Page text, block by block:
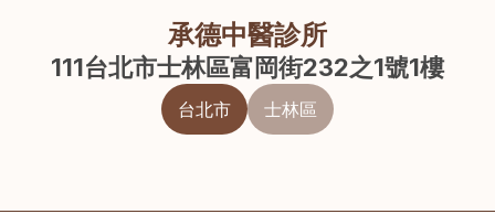
承德中醫診所
111台北市士林區富岡街232之1號1樓
台北市 士林區